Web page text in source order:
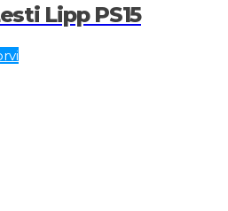
Lipp PS15